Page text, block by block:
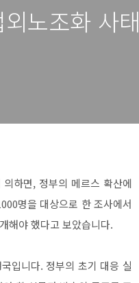
노조화 사태
하면, 정부의 메르스 확산에
명을 대상으로 한 조사에서
해야 했다고 보았습니다.
입니다. 정부의 초기 대응 실